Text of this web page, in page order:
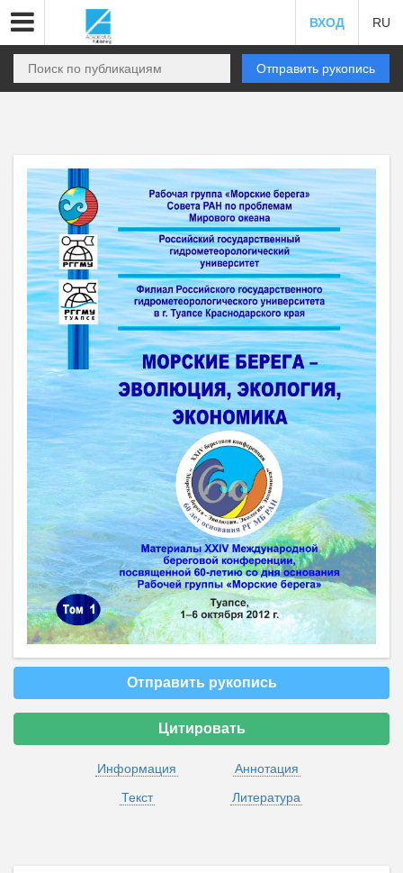
ВХОД RU
Отправить рукопись
Отправить рукопись
Цитировать
Информация
Аннотация
Текст
Литература